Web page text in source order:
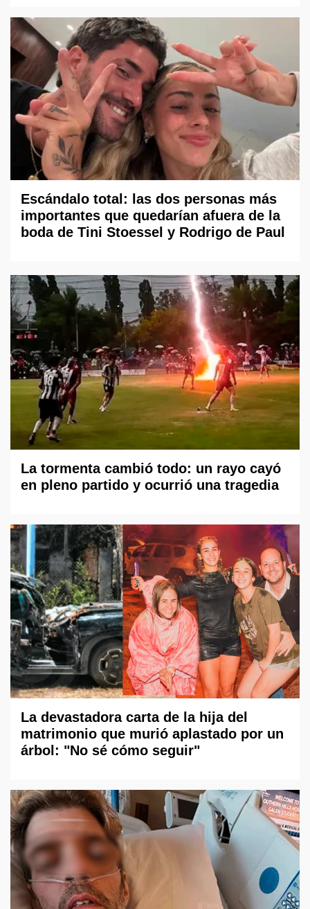
Escándalo total: las dos personas más
importantes que quedarían afuera de la
boda de Tini Stoessel y Rodrigo de Paul
La tormenta cambió todo: un rayo cayó
en pleno partido y ocurrió una tragedia
La devastadora carta de la hija del
matrimonio que murió aplastado por un
árbol: "No sé cómo seguir"